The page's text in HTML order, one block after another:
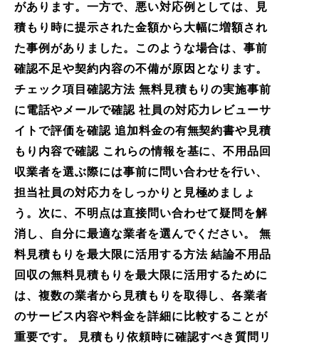
があります。一方で、悪い対応例としては、見
積もり時に提示された金額から大幅に増額され
た事例がありました。このような場合は、事前
確認不足や契約内容の不備が原因となります。
チェック項目確認方法 無料見積もりの実施事前
に電話やメールで確認 社員の対応力レビューサ
イトで評価を確認 追加料金の有無契約書や見積
もり内容で確認 これらの情報を基に、不用品回
収業者を選ぶ際には事前に問い合わせを行い、
担当社員の対応力をしっかりと見極めましょ
う。次に、不明点は直接問い合わせて疑問を解
消し、自分に最適な業者を選んでください。 無
料見積もりを最大限に活用する方法 結論不用品
回収の無料見積もりを最大限に活用するために
は、複数の業者から見積もりを取得し、各業者
のサービス内容や料金を詳細に比較することが
重要です。 見積もり依頼時に確認すべき質問リ